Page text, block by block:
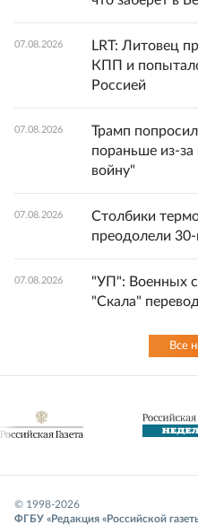
07.08.2026
LRT: Литовец
КПП и
Россией
07.08.2026
Трамп
пораньше из-
войну"
07.08.2026
Столбики
преодолели
07.08.2026
"УП": Военных
"Скала"
Все
© 1998-2026
ФГБУ «Редакция «Российской